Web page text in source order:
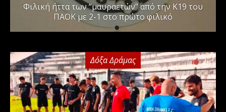
Φιλική ήττα των “μαυραετών” από την Κ19 του
ΠΑΟΚ με 2-1 στο πρώτο φιλικό
Δόξα Δράμας 2